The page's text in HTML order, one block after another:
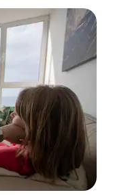
ん